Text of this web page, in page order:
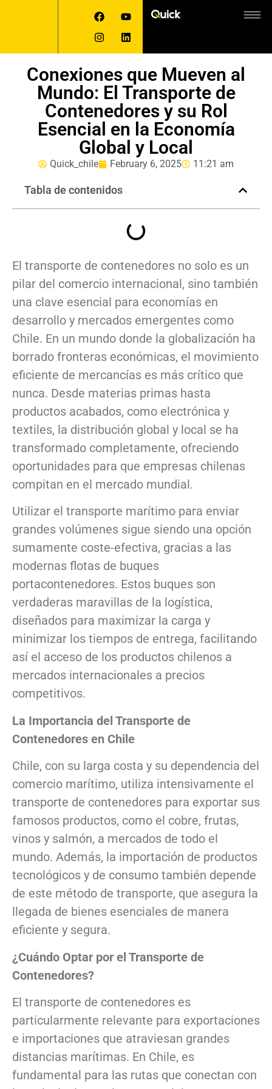
Conexiones que Mueven al
Mundo: El Transporte de
Contenedores y su Rol
Esencial en la Economía
Global y Local
Quick_chile February 6, 2025 11:21 am
Tabla de contenidos
El transporte de contenedores no solo es un
pilar del comercio internacional, sino también
una clave esencial para economías en
desarrollo y mercados emergentes como
Chile. En un mundo donde la globalización ha
borrado fronteras económicas, el movimiento
eficiente de mercancías es más crítico que
nunca. Desde materias primas hasta
productos acabados, como electrónica y
textiles, la distribución global y local se ha
transformado completamente, ofreciendo
oportunidades para que empresas chilenas
compitan en el mercado mundial.
Utilizar el transporte marítimo para enviar
grandes volúmenes sigue siendo una opción
sumamente coste-efectiva, gracias a las
modernas flotas de buques
portacontenedores. Estos buques son
verdaderas maravillas de la logística,
diseñados para maximizar la carga y
minimizar los tiempos de entrega, facilitando
así el acceso de los productos chilenos a
mercados internacionales a precios
competitivos.
La Importancia del Transporte de
Contenedores en Chile
Chile, con su larga costa y su dependencia del
comercio marítimo, utiliza intensivamente el
transporte de contenedores para exportar sus
famosos productos, como el cobre, frutas,
vinos y salmón, a mercados de todo el
mundo. Además, la importación de productos
tecnológicos y de consumo también depende
de este método de transporte, que asegura la
llegada de bienes esenciales de manera
eficiente y segura.
¿Cuándo Optar por el Transporte de
Contenedores?
El transporte de contenedores es
particularmente relevante para exportaciones
e importaciones que atraviesan grandes
distancias marítimas. En Chile, es
fundamental para las rutas que conectan con